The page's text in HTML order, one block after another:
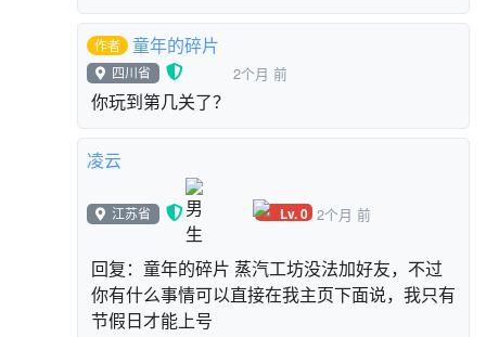
作者 童年的碎片
四川省 2个月 前
你玩到第几关了？
凌云
江苏省 Lv. 0 2个月 前
回复：童年的碎片 蒸汽工坊没法加好友，不过
你有什么事情可以直接在我主页下面说，我只有
节假日才能上号